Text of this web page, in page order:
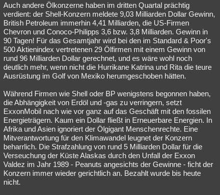
Auch andere Ölkonzerne haben im dritten Quartal prächtig
verdient: der Shell-Konzern meldete 9,03 Milliarden Dollar Gewinn,
British Petroleum immerhin 4,41 Milliarden, die US-Firmen
Chevron und Conoco-Philipps 3,6 bzw. 3,8 Milliarden. Gewinn in
90 Tagen! Für das Gesamtjahr wird bei den im Standard & Poor's
500 Aktienindex vertretenen 29 Ölfirmen mit einem Gewinn von
rund 96 Milliarden Dollar gerechnet, und es wäre wohl noch
deutlich mehr, wenn nicht die Hurrikane Katrina und Rita die teure
Ausrüstung im Golf von Mexiko herumgeschoben hätten.
Während Firmen wie Shell oder BP wenigstens begonnen haben,
die Abhängigkeit von Erdöl und -gas zu verringern, setzt
ExxonMobil nach wie vor ganz auf das Geschäft mit den fossilen
Energieträgern. Kaum ein Dollar fließt in Erneuerbare Energien. In
Afrika und Asien ignoriert der Ölgigant Menschenrechte. Eine
Mitverantwortung für den Klimawandel leugnet der Konzern
beharrlich. Die Strafzahlung von rund 5 Milliarden Dollar für die
Verseuchung der Küste Alaskas durch den Unfall der Exxon
Valdez im Jahr 1989 - Peanuts angesichts der Gewinne - ficht der
Konzern immer wieder gerichtlich an. Bezahlt wurde bis heute
nicht.